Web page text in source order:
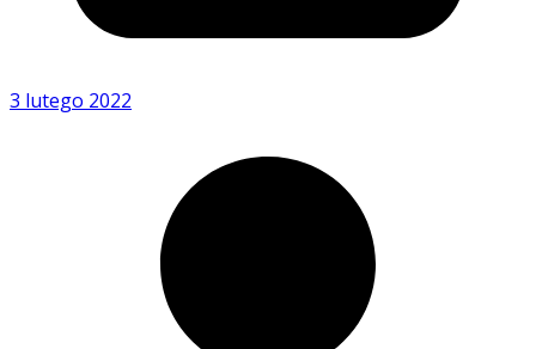
3 lutego 2022